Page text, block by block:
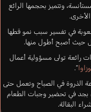
وتتميز بحجمها الرائع
في تفسير سبب نمو قطها
حيث أصبح أطول منها.
رائعة تولى مسؤولية أعمال
“.
الذروة في الصباح وتعمل حتى
بجد في تحضير وجبات الطعام
البقالة.